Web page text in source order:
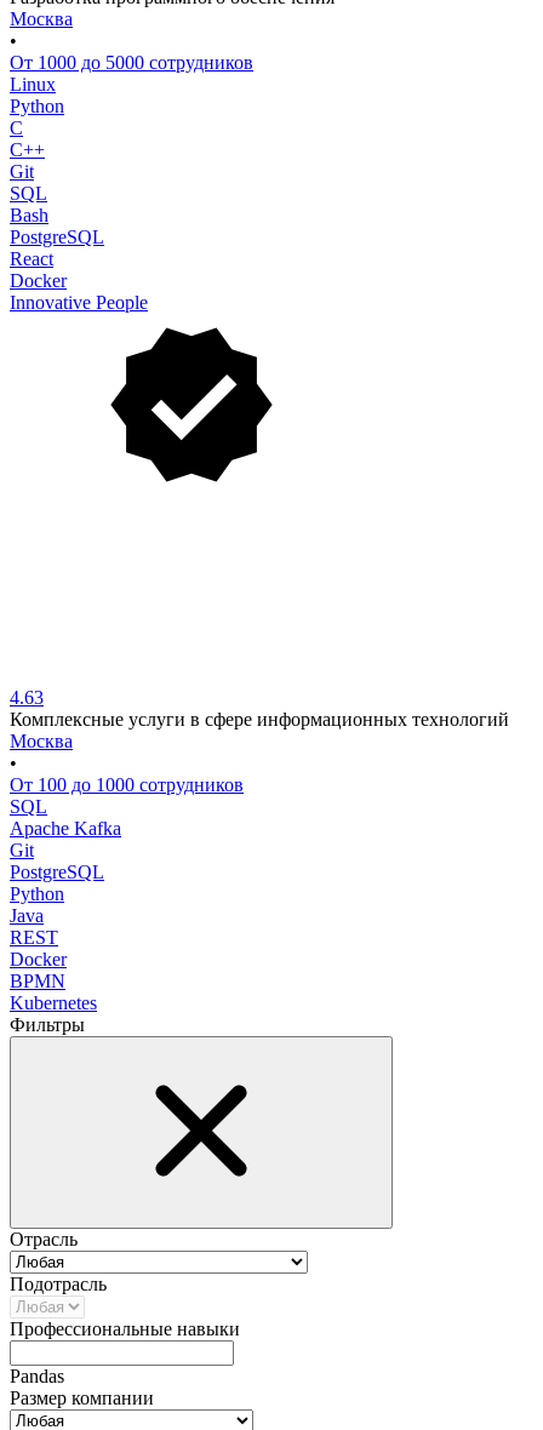
Москва
•
От 1000 до 5000 сотрудников
Linux
Python
C
C++
Git
SQL
Bash
PostgreSQL
React
Docker
Innovative People
4.63
Комплексные услуги в сфере информационных технологий
Москва
•
От 100 до 1000 сотрудников
SQL
Apache Kafka
Git
PostgreSQL
Python
Java
REST
Docker
BPMN
Kubernetes
Фильтры
Отрасль
Подотрасль
Профессиональные навыки
Pandas
Размер компании